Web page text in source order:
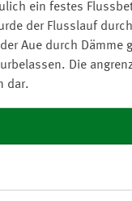
ein festes
der Flusslauf
Aue durch Dämme
Die
dar.